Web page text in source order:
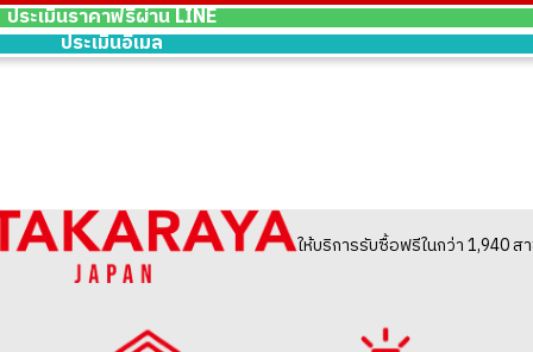
ประเมินราคาฟรีผ่าน LINE
ประเมินอีเมล
ให้บริการรับซื้อฟรีในกว่า 1,940 ส